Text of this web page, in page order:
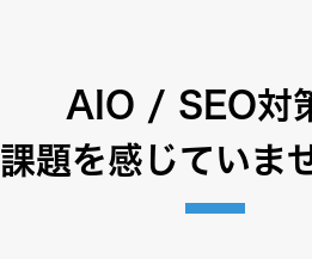
AIO / SEO対
課題を感じていま